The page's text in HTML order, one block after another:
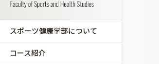
スポーツ健康学部について
コース紹介